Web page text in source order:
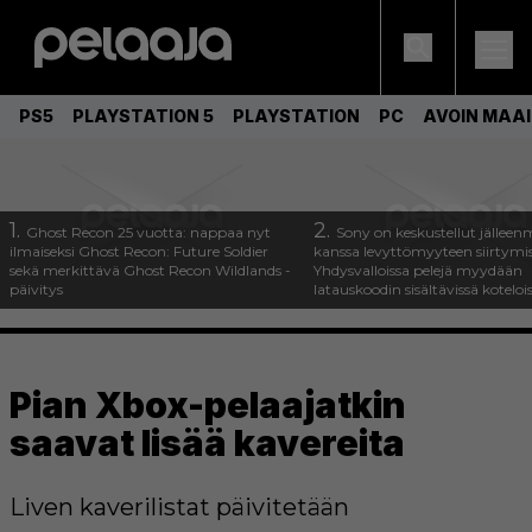
PS5 PLAYSTATION 5 PLAYSTATION PC AVOIN
1. Ghost Recon 25 vuotta: nappaa nyt
ilmaiseksi Ghost Recon: Future Soldier
sekä merkittävä Ghost Recon Wildlands -
päivitys
2. Sony on keskustellut
kanssa levyttömyyteen
Yhdysvalloissa pelejä myydään
latauskoodin sisältävissä
Pian Xbox-pelaajatkin
saavat lisää kavereita
Liven kaverilistat päivitetään